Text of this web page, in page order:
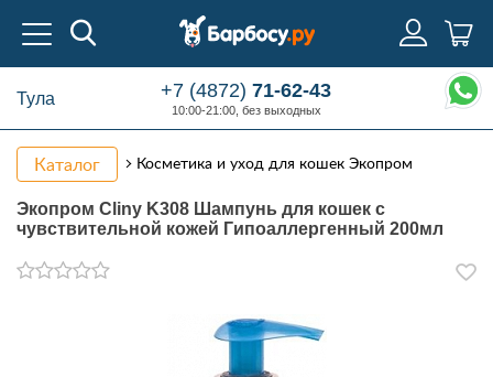
Тула +7 (4872)71-62-43
10:00-21:00, без выходных
Каталог Косметика и уход для кошек Экопром
Экопром Cliny K308 Шампунь для кошек с
чувствительной кожей Гипоаллергенный 200мл